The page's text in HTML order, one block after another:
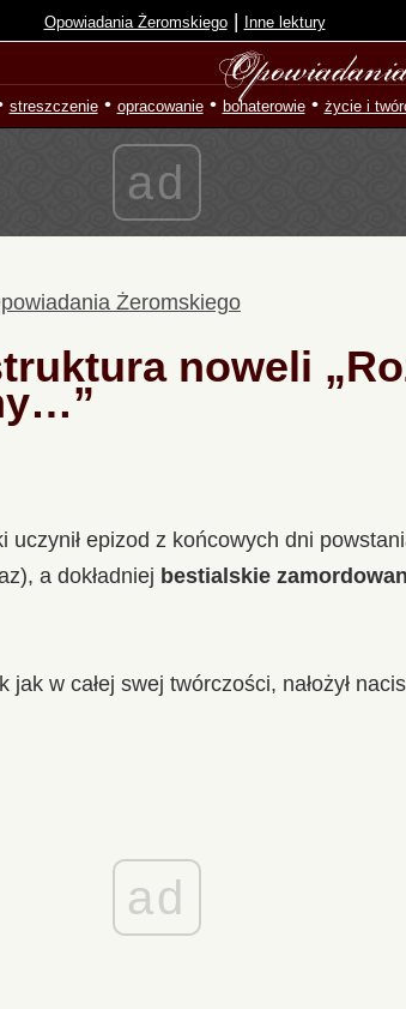
Opowiadania Żeromskiego | Inne lektury
streszczenie• opracowanie• bohaterowie• życie i
ad
Żeromskiego
noweli
uczynił epizod z końcowych dni
a dokładniej bestialskie
w całej swej twórczości, nałożył
ad